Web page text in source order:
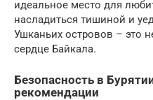
идеальное место для
насладиться тишиной и
Ушканьих островов – это
сердце Байкала.
Безопасность в
рекомендации